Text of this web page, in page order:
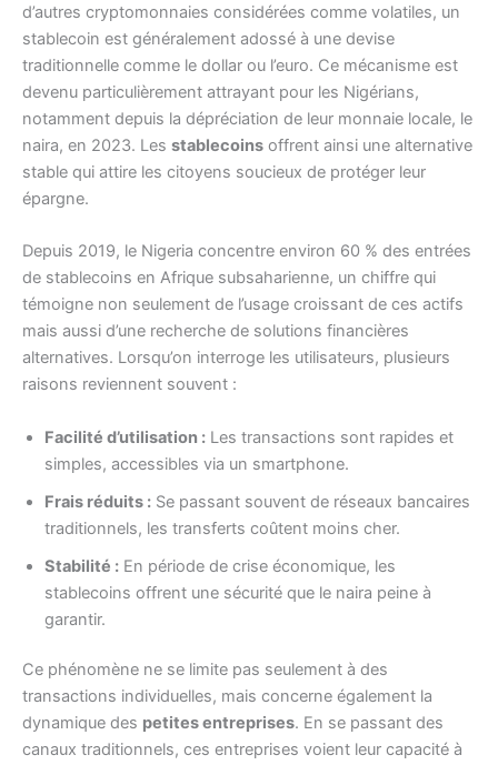
d’autres cryptomonnaies considérées comme volatiles, un
stablecoin est généralement adossé à une devise
traditionnelle comme le dollar ou l’euro. Ce mécanisme est
devenu particulièrement attrayant pour les Nigérians,
notamment depuis la dépréciation de leur monnaie locale, le
naira, en 2023. Les stablecoins offrent ainsi une alternative
stable qui attire les citoyens soucieux de protéger leur
épargne.
Depuis 2019, le Nigeria concentre environ 60 % des entrées
de stablecoins en Afrique subsaharienne, un chiffre qui
témoigne non seulement de l’usage croissant de ces actifs
mais aussi d’une recherche de solutions financières
alternatives. Lorsqu’on interroge les utilisateurs, plusieurs
raisons reviennent souvent :
Facilité d’utilisation : Les transactions sont rapides et
simples, accessibles via un smartphone.
Frais réduits : Se passant souvent de réseaux bancaires
traditionnels, les transferts coûtent moins cher.
Stabilité : En période de crise économique, les
stablecoins offrent une sécurité que le naira peine à
garantir.
Ce phénomène ne se limite pas seulement à des
transactions individuelles, mais concerne également la
dynamique des petites entreprises. En se passant des
canaux traditionnels, ces entreprises voient leur capacité à